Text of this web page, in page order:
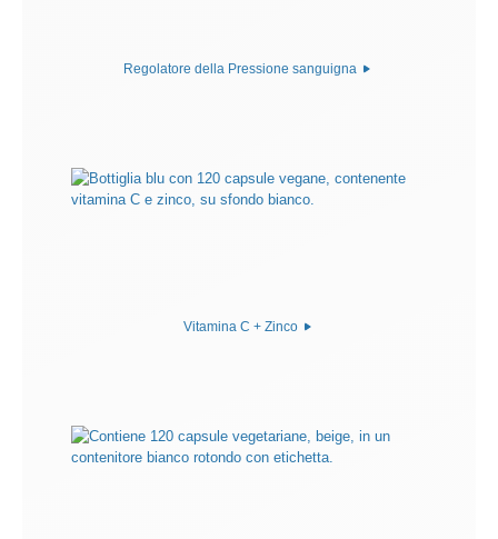
Regolatore della Pressione sanguigna
Vitamina C + Zinco